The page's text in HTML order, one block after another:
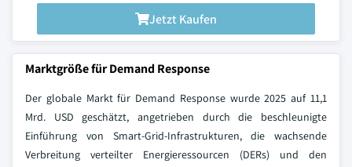
Jetzt Kaufen
Marktgröße für Demand Response
Der globale Markt für Demand Response wurde 2025 auf 11,1
Mrd. USD geschätzt, angetrieben durch die beschleunigte
Einführung von Smart-Grid-Infrastrukturen, die wachsende
Verbreitung verteilter Energieressourcen (DERs) und den